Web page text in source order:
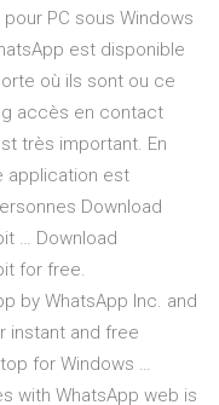
PC sous Windows
est disponible
où ils sont ou ce
accès en contact
très important. En
application est
Download
… Download
for free.
by WhatsApp Inc. and
instant and free
for Windows …
with WhatsApp web is